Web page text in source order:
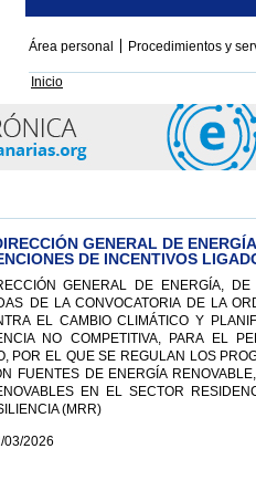
Área personal Procedimientos y
Inicio
GENERAL DE
DE INCENTIVOS
GENERAL DE ENERGÍA,
DE LA CONVOCATORIA DE LA
EL CAMBIO CLIMÁTICO Y
NO COMPETITIVA, PARA EL
POR EL QUE SE REGULAN LOS
FUENTES DE ENERGÍA
EN EL SECTOR
(MRR)
03/2026